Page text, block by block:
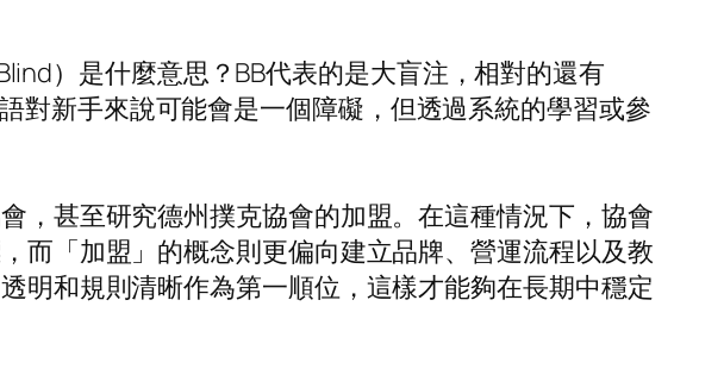
）是什麼意思？BB代表的是大盲注，相對的還有
對新手來說可能會是一個障礙，但透過系統的學習或參
，甚至研究德州撲克協會的加盟。在這種情況下，協會
而「加盟」的概念則更偏向建立品牌、營運流程以及教
明和規則清晰作為第一順位，這樣才能夠在長期中穩定